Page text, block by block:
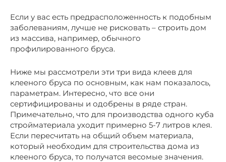
Если у вас есть предрасположенность к подобным
заболеваниям, лучше не рисковать – строить дом
из массива, например, обычного
профилированного бруса.
Ниже мы рассмотрели эти три вида клеев для
клееного бруса по основным, как нам показалось,
параметрам. Интересно, что все они
сертифицированы и одобрены в ряде стран.
Примечательно, что для производства одного куба
стройматериала уходит примерно 5-7 литров клея.
Если пересчитать на общий объем материала,
который необходим для строительства дома из
клееного бруса, то получатся весомые значения.